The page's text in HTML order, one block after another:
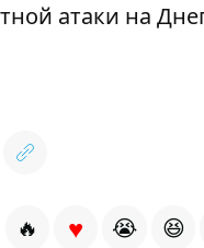
атаки на
🔥 ♥ 😭 😆